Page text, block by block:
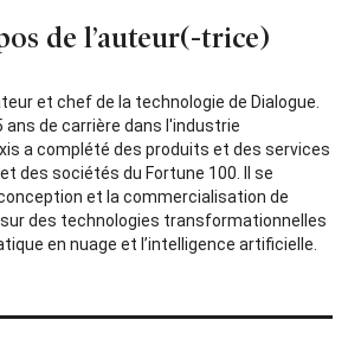
de l’auteur(-trice)
et chef de la technologie de Dialogue.
ans de carrière dans l'industrie
a complété des produits et des services
des sociétés du Fortune 100. Il se
et la commercialisation de
des technologies transformationnelles
en nuage et l’intelligence artificielle.